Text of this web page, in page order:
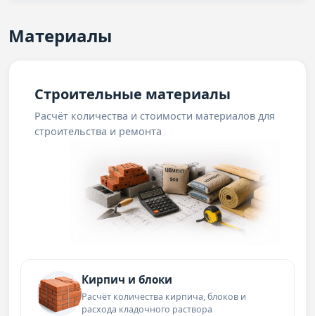
Материалы
Строительные материалы
Расчёт количества и стоимости материалов для
строительства и ремонта
Кирпич и блоки
Расчёт количества кирпича, блоков и
расхода кладочного раствора